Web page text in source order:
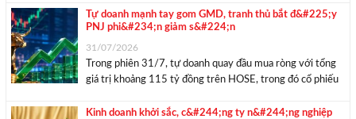
về hợp tác trong lĩnh vực xúc tiến thương mại. Cục Xúc ...
Tự doanh mạnh tay gom GMD, tranh thủ bắt đ&#225;y
PNJ phi&#234;n giảm s&#224;n
31/07/2026
Trong phiên 31/7, tự doanh quay đầu mua ròng với tổng
giá trị khoảng 115 tỷ đồng trên HOSE, trong đó cổ phiếu
về cuối phiên khiến VN-Index đảo chiều giảm. ...
Kinh doanh khởi sắc, c&#244;ng ty n&#244;ng nghiệp